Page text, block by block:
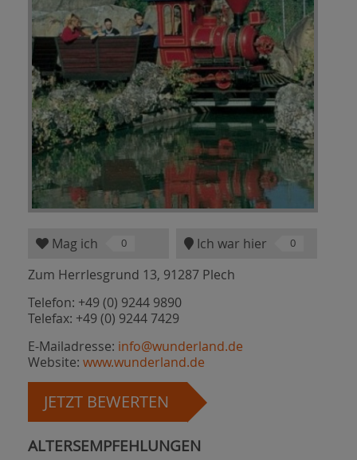
Mag ich 0 Ich war hier 0
Zum Herrlesgrund 13, 91287 Plech
Telefon: +49 (0) 9244 9890
Telefax: +49 (0) 9244 7429
E-Mailadresse: info@wunderland.de
Website: www.wunderland.de
ALTERSEMPFEHLUNGEN